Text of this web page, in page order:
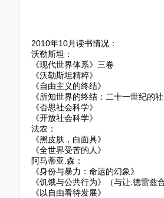
2010年10月读书情况：
沃勒斯坦：
《现代世界体系》三卷
《沃勒斯坦精粹》
《自由主义的终结》
《所知世界的终结：二十一世纪的
《否思社会科学》
《开放社会科学》
法农：
《黑皮肤，白面具》
《全世界受苦的人》
阿马蒂亚.森：
《身份与暴力：命运的幻象》
《饥饿与公共行为》（与让.德雷兹
《以自由看待发展》